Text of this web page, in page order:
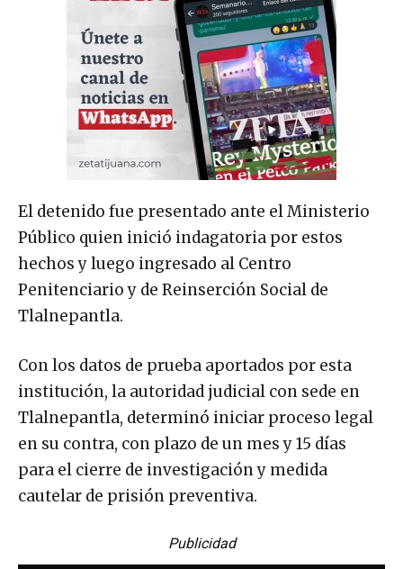
El detenido fue presentado ante el Ministerio
Público quien inició indagatoria por estos
hechos y luego ingresado al Centro
Penitenciario y de Reinserción Social de
Tlalnepantla.
Con los datos de prueba aportados por esta
institución, la autoridad judicial con sede en
Tlalnepantla, determinó iniciar proceso legal
en su contra, con plazo de un mes y 15 días
para el cierre de investigación y medida
cautelar de prisión preventiva.
Publicidad